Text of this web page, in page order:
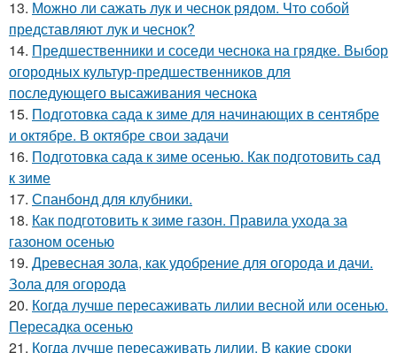
13. Можно ли сажать лук и чеснок рядом. Что собой
представляют лук и чеснок?
14. Предшественники и соседи чеснока на грядке. Выбор
огородных культур-предшественников для
последующего высаживания чеснока
15. Подготовка сада к зиме для начинающих в сентябре
и октябре. В октябре свои задачи
16. Подготовка сада к зиме осенью. Как подготовить сад
к зиме
17. Спанбонд для клубники.
18. Как подготовить к зиме газон. Правила ухода за
газоном осенью
19. Древесная зола, как удобрение для огорода и дачи.
Зола для огорода
20. Когда лучше пересаживать лилии весной или осенью.
Пересадка осенью
21. Когда лучше пересаживать лилии. В какие сроки